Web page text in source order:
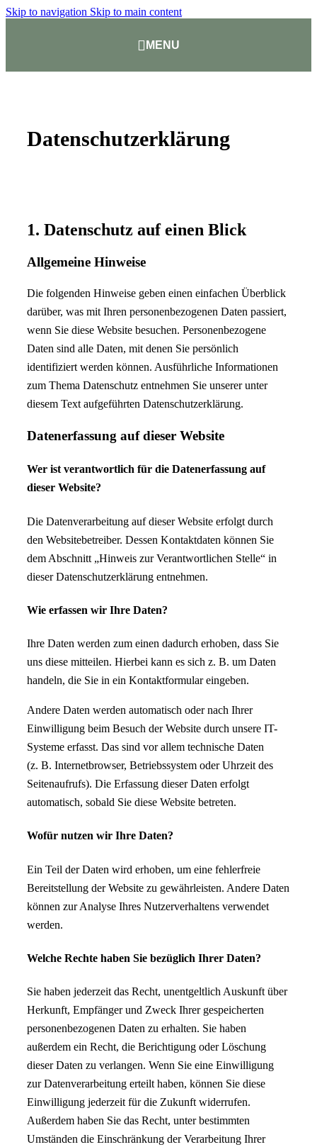
Skip to navigation Skip to main content
MENU
Datenschutzerklärung
1. Datenschutz auf einen Blick
Allgemeine Hinweise
Die folgenden Hinweise geben einen einfachen Überblick
darüber, was mit Ihren personenbezogenen Daten passiert,
wenn Sie diese Website besuchen. Personenbezogene
Daten sind alle Daten, mit denen Sie persönlich
identifiziert werden können. Ausführliche Informationen
zum Thema Datenschutz entnehmen Sie unserer unter
diesem Text aufgeführten Datenschutzerklärung.
Datenerfassung auf dieser Website
Wer ist verantwortlich für die Datenerfassung auf
dieser Website?
Die Datenverarbeitung auf dieser Website erfolgt durch
den Websitebetreiber. Dessen Kontaktdaten können Sie
dem Abschnitt „Hinweis zur Verantwortlichen Stelle“ in
dieser Datenschutzerklärung entnehmen.
Wie erfassen wir Ihre Daten?
Ihre Daten werden zum einen dadurch erhoben, dass Sie
uns diese mitteilen. Hierbei kann es sich z. B. um Daten
handeln, die Sie in ein Kontaktformular eingeben.
Andere Daten werden automatisch oder nach Ihrer
Einwilligung beim Besuch der Website durch unsere IT-
Systeme erfasst. Das sind vor allem technische Daten
(z. B. Internetbrowser, Betriebssystem oder Uhrzeit des
Seitenaufrufs). Die Erfassung dieser Daten erfolgt
automatisch, sobald Sie diese Website betreten.
Wofür nutzen wir Ihre Daten?
Ein Teil der Daten wird erhoben, um eine fehlerfreie
Bereitstellung der Website zu gewährleisten. Andere Daten
können zur Analyse Ihres Nutzerverhaltens verwendet
werden.
Welche Rechte haben Sie bezüglich Ihrer Daten?
Sie haben jederzeit das Recht, unentgeltlich Auskunft über
Herkunft, Empfänger und Zweck Ihrer gespeicherten
personenbezogenen Daten zu erhalten. Sie haben
außerdem ein Recht, die Berichtigung oder Löschung
dieser Daten zu verlangen. Wenn Sie eine Einwilligung
zur Datenverarbeitung erteilt haben, können Sie diese
Einwilligung jederzeit für die Zukunft widerrufen.
Außerdem haben Sie das Recht, unter bestimmten
Umständen die Einschränkung der Verarbeitung Ihrer